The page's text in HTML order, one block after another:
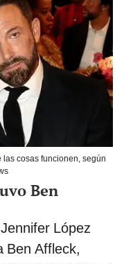
cosas funcionen, según
Ben
López
Ben Affleck,